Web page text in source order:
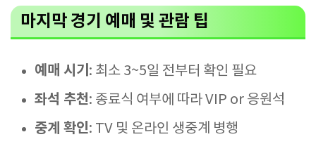
마지막 경기 예매 및 관람 팁
예매 시기 : 최소 3~5일 전부터 확인 필요
좌석 추천: 종료식 여부에 따라 VIP or 응원석
중계 확인: TV 및 온라인 생중계 병행